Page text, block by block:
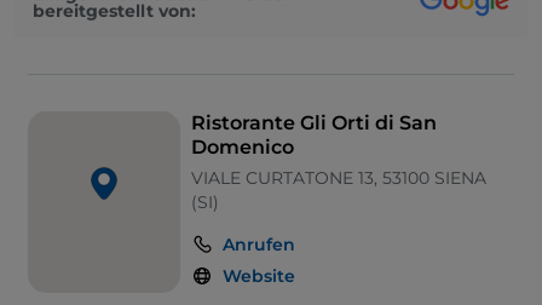
bereitgestellt von:
Ristorante Gli Orti di San
Domenico
VIALE CURTATONE 13, 53100 SIENA
(SI)
Anrufen
Website